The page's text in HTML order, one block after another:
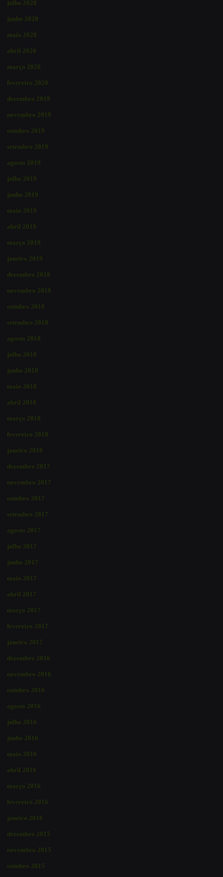
julho 2020
junho 2020
maio 2020
abril 2020
março 2020
fevereiro 2020
dezembro 2019
novembro 2019
outubro 2019
setembro 2019
agosto 2019
julho 2019
junho 2019
maio 2019
abril 2019
março 2019
janeiro 2019
dezembro 2018
novembro 2018
outubro 2018
setembro 2018
agosto 2018
julho 2018
junho 2018
maio 2018
abril 2018
março 2018
fevereiro 2018
janeiro 2018
dezembro 2017
novembro 2017
outubro 2017
setembro 2017
agosto 2017
julho 2017
junho 2017
maio 2017
abril 2017
março 2017
fevereiro 2017
janeiro 2017
dezembro 2016
novembro 2016
outubro 2016
agosto 2016
julho 2016
junho 2016
maio 2016
abril 2016
março 2016
fevereiro 2016
janeiro 2016
dezembro 2015
novembro 2015
outubro 2015